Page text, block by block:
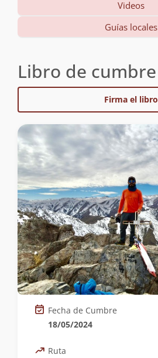
Videos
Guías locales
Libro de cumbre
Firma el libro
Fecha de Cumbre
18/05/2024
Ruta